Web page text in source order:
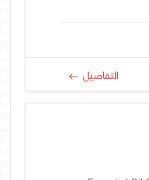
التفاصيل